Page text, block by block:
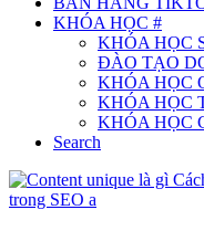
KHÓA HỌC #
KHÓA HỌC
ĐÀO TẠO
KHÓA HỌC
KHÓA HỌC
KHÓA HỌC
Search